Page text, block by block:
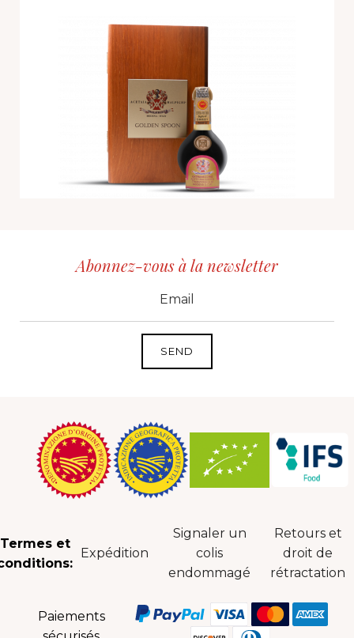
Abonnez-vous à la newsletter
Termes et
Expédition
Signaler un
colis
endommagé
Retours et
droit de
rétractation
Paiements